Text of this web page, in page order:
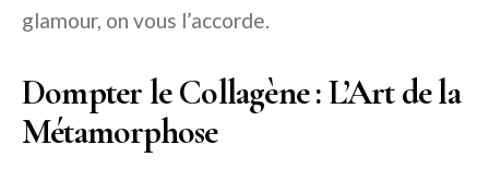
glamour, on vous l’accorde.
Dompter le Collagène : L’Art de la
Métamorphose